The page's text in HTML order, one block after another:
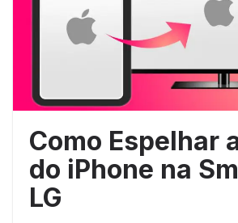
Como Espelhar
do iPhone na
LG